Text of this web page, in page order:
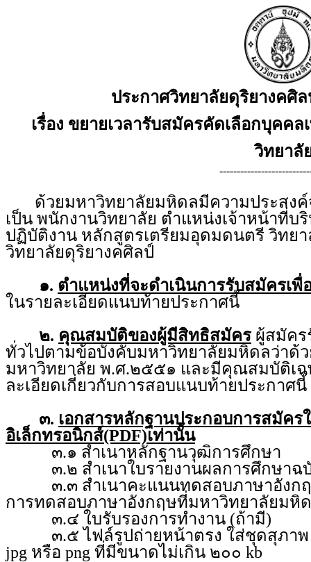
ประกาศวิทยาลัยดุริยางคศิ
เรื่อง ขยายเวลารับสมัครคัดเลือกบุคค
วิทยาลั
ด้วยมหาวิทยาลัยมหิดลมีความประสงค์
เป็น พนักงานวิทยาลัย ตำแหน่งเจ้าหน้าที่บ
ปฏิบัติงาน หลักสูตรเตรียมอุดมดนตรี วิทย
วิทยาลัยดุริยางคศิลป์
๑. ตำแหน่งที่จะดำเนินการรับสมัครเพื่
ในรายละเอียดแนบท้ายประกาศนี้
๒. คุณสมบัติของผู้มีสิทธิสมัครผู้สมัคร
ทั่วไปตามข้อบังคับมหาวิทยาลัยมหิดลว่าด้
มหาวิทยาลัย พ.ศ.๒๕๕๑ และมีคุณสมบัติเฉ
ละเอียดเกี่ยวกับการสอบแนบท้ายประกาศนี้
๓. เอกสารหลักฐานประกอบการสมัค
อิเล็กทรอนิกส์(PDF)เท่านั้น
๓.๑ สำเนาหลักฐานวุฒิการศึกษา
๓.๒ สำเนาใบรายงานผลการศึกษาฉ
๓.๓ สำเนาคะแนนทดสอบภาษาอังกฤ
การทดสอบภาษาอังกฤษที่มหาวิทยาลัยมหิ
๓.๔ ใบรับรองการทำงาน (ถ้ามี)
๓.๕ ไฟล์รูปถ่ายหน้าตรง ใส่ชุดสุภาพ ถ่
jpg หรือ png ที่มีขนาดไม่เกิน ๒๐๐ kb